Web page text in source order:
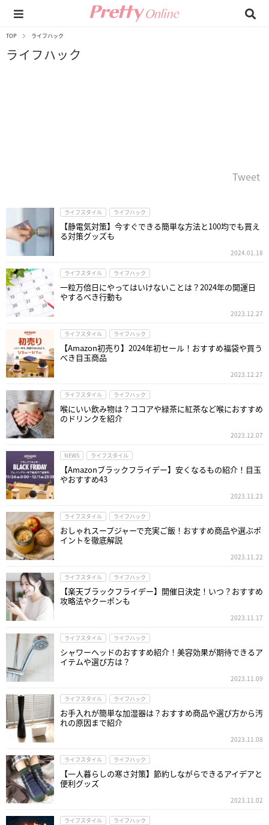
TOP ライフハック
ライフハック
Tweet
ライフスタイル ライフハック
【静電気対策】今すぐできる簡単な方法と100均でも買え
る対策グッズも
2024.01.18
ライフスタイル ライフハック
一粒万倍日にやってはいけないことは？2024年の開運日
やするべき行動も
2023.12.27
ライフスタイル ライフハック
【Amazon初売り】2024年初セール！おすすめ福袋や買う
べき目玉商品
2023.12.27
ライフスタイル ライフハック
喉にいい飲み物は？ココアや緑茶に紅茶など喉におすすめ
のドリンクを紹介
2023.12.07
NEWS ライフスタイル
【Amazonブラックフライデー】安くなるもの紹介！目玉
やおすすめ43
2023.11.23
ライフスタイル ライフハック
おしゃれスープジャーで充実ご飯！おすすめ商品や選ぶポ
イントを徹底解説
2023.11.22
ライフスタイル ライフハック
【楽天ブラックフライデー】開催日決定！いつ？おすすめ
攻略法やクーポンも
2023.11.17
ライフスタイル ライフハック
シャワーヘッドのおすすめ紹介！美容効果が期待できるア
イテムや選び方は？
2023.11.09
ライフスタイル ライフハック
お手入れが簡単な加湿器は？おすすめ商品や選び方から汚
れの原因まで紹介
2023.11.08
ライフスタイル ライフハック
【一人暮らしの寒さ対策】節約しながらできるアイデアと
便利グッズ
2023.11.02
ライフスタイル ライフハック